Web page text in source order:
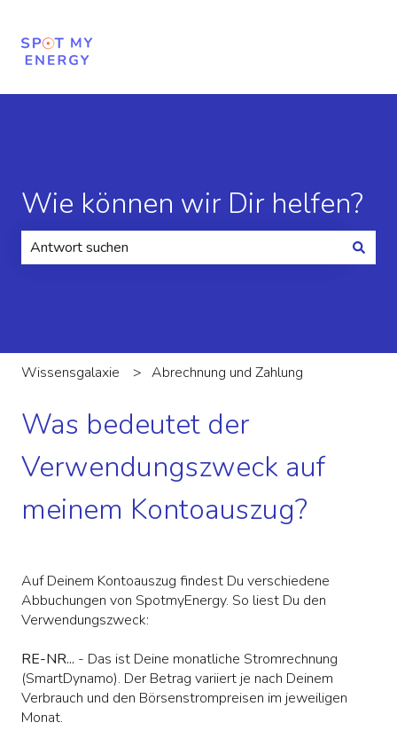
Wie können wir Dir helfen?
Wissensgalaxie Abrechnung und Zahlung
Was bedeutet der
Verwendungszweck auf
meinem Kontoauszug?
Auf Deinem Kontoauszug findest Du verschiedene
Abbuchungen von SpotmyEnergy. So liest Du den
Verwendungszweck:
RE-NR... - Das ist Deine monatliche Stromrechnung
(SmartDynamo). Der Betrag variiert je nach Deinem
Verbrauch und den Börsenstrompreisen im jeweiligen
Monat.